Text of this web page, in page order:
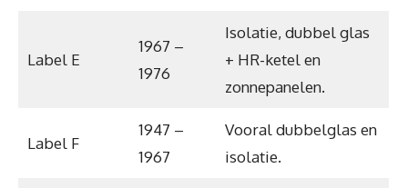
Label E
1967 –
1976
Isolatie, dubbel glas
+ HR-ketel en
zonnepanelen.
Label F
1947 –
1967
Vooral dubbelglas en
isolatie.